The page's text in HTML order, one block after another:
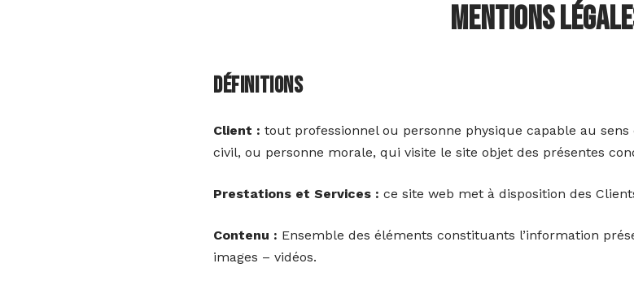
Mentions
Définitions
Client : tout professionnel ou personne physique capable au sens
civil, ou personne morale, qui visite le site objet des présentes
Prestations et Services : ce site web met à disposition des
Contenu : Ensemble des éléments constituants l’information
images – vidéos.